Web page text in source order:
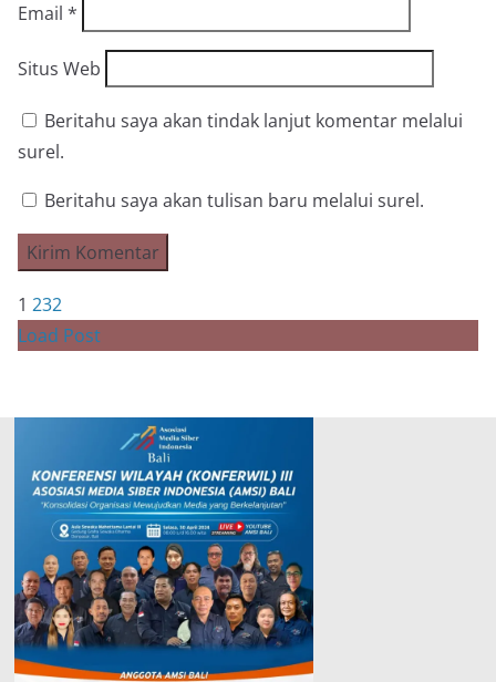
Email *
Situs Web
Beritahu saya akan tindak lanjut komentar melalui
surel.
Beritahu saya akan tulisan baru melalui surel.
1 232
Load Post